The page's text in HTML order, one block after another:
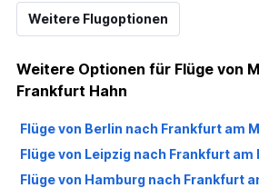
Weitere Flugoptionen
Weitere Optionen für Flüge von
Frankfurt Hahn
Flüge von Berlin nach Frankfurt am
Flüge von Leipzig nach Frankfurt am
Flüge von Hamburg nach Frankfurt